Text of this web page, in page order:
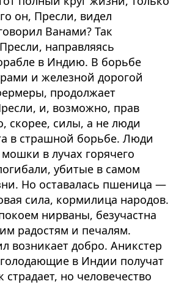
он, Пресли, видел
Ванами? Так
направляясь
в Индию. В борьбе
и железной дорогой
продолжает
и, возможно, прав
скорее, силы, а не люди
в страшной борьбе. Люди
в лучах горячего
убитые в самом
Но оставалась пшеница —
сила, кормилица народов.
нирваны, безучастна
радостям и печалям.
возникает добро. Аникстер
в Индии получат
страдает, но человечество